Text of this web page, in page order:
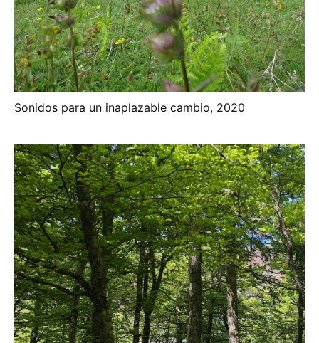
Sonidos para un inaplazable cambio, 2020